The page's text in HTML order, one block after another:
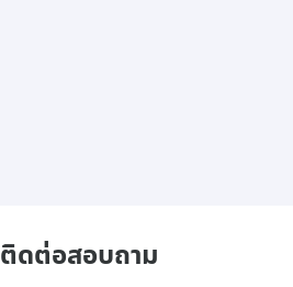
ติดต่อสอบถาม